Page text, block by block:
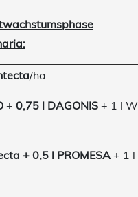
/ha
+ 0,75 l DAGONIS + 1 l
+ 0,5 l PROMESA + 1 l